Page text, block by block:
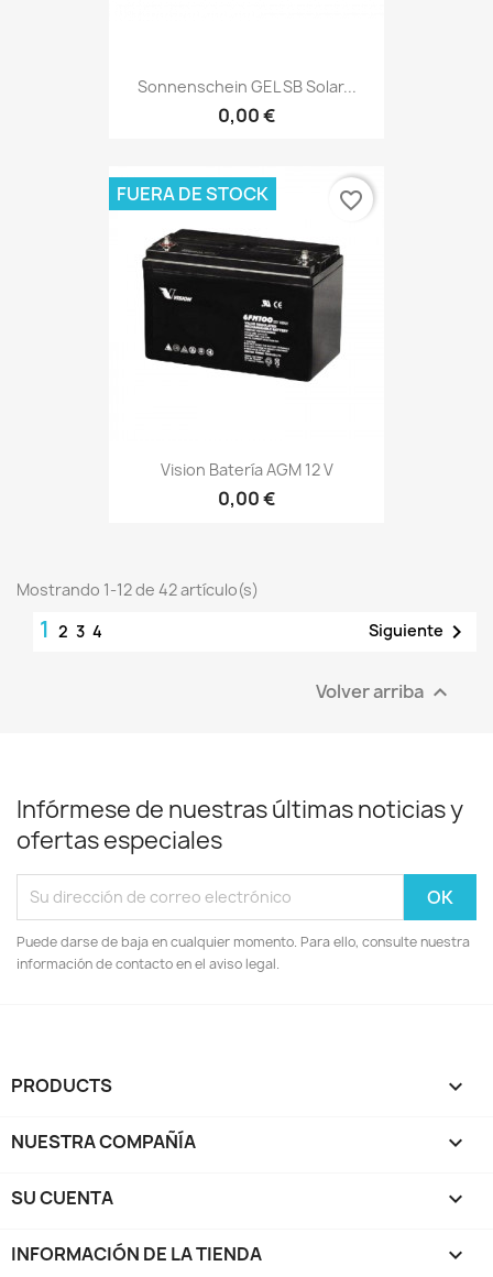
Sonnenschein GEL SB Solar...
0,00 €
Vision Batería AGM 12 V
0,00 €
FUERA DE STOCK favorite_border
Mostrando 1-12 de 42 artículo(s)
1 2 3 4 Siguiente 
Volver arriba 
Infórmese de nuestras últimas noticias y
ofertas especiales
Puede darse de baja en cualquier momento. Para ello, consulte nuestra
información de contacto en el aviso legal.
PRODUCTS 
NUESTRA COMPAÑÍA 
SU CUENTA 
INFORMACIÓN DE LA TIENDA keyboard_arrow_down